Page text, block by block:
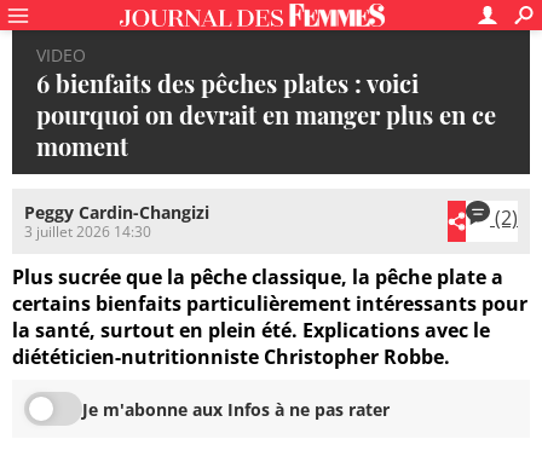
VIDEO
6 bienfaits des pêches plates : voici
pourquoi on devrait en manger plus en ce
moment
Peggy Cardin-Changizi
3 juillet 2026 14:30
(2)
Plus sucrée que la pêche classique, la pêche plate a
certains bienfaits particulièrement intéressants pour
la santé, surtout en plein été. Explications avec le
diététicien-nutritionniste Christopher Robbe.
Je m'abonne aux Infos à ne pas rater